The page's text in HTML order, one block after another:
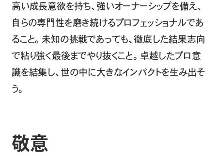
高い成長意欲を持ち、強いオーナーシップを備え、
自らの専門性を磨き続けるプロフェッショナルであ
ること。未知の挑戦であっても、徹底した結果志向
で粘り強く最後までやり抜くこと。 卓越したプロ意
識を結集し、世の中に大きなインパクトを生み出そ
う。
敬意